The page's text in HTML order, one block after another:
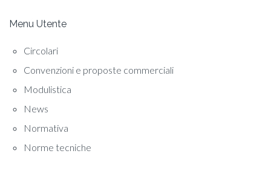
Menu Utente
Circolari
Convenzioni e proposte commerciali
Modulistica
News
Normativa
Norme tecniche